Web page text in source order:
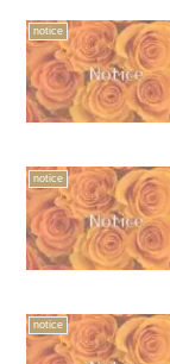
notice
notice
notice